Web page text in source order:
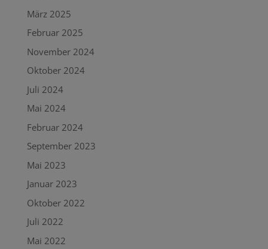
März 2025
Februar 2025
November 2024
Oktober 2024
Juli 2024
Mai 2024
Februar 2024
September 2023
Mai 2023
Januar 2023
Oktober 2022
Juli 2022
Mai 2022